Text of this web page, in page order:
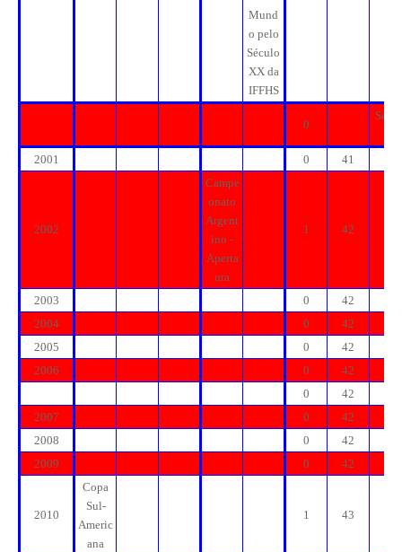
Mund
o pelo
Século
XX da
IFFHS
0
Sécul
2001
0 41
2002
Campe
onato
Argent
ino -
Aperta
ura
1 42
2003 0 42
2004
0 42
2005
0 42
2006
0 42
0
42
2007
0 42
2008
0 42
2009
0 42
2010
Copa
Sul-
Americ
ana
1 43